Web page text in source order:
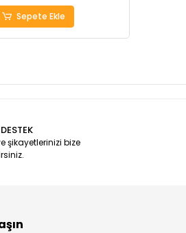
Sepete Ekle
şikayetlerinizi bize